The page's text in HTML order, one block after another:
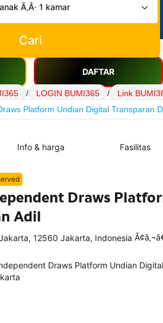
Ã‚Â· 1 kamar
Cari
DAFTAR
/ LOGIN BUMI365 /
Link
Platform Undian Digital Transparan
Info & harga Fasilitas
Draws
Adil
12560 Jakarta, Indonesia